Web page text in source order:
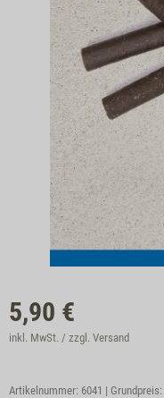
5,90 €
inkl. MwSt. / zzgl. Versand
Artikelnummer: 6041 | Grundpreis: